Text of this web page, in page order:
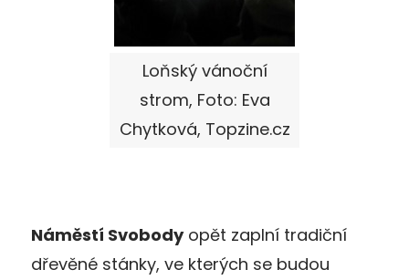
Loňský vánoční
strom, Foto: Eva
Chytková, Topzine.cz
Náměstí Svobodyopět zaplní tradiční
dřevěné stánky, ve kterých se budou